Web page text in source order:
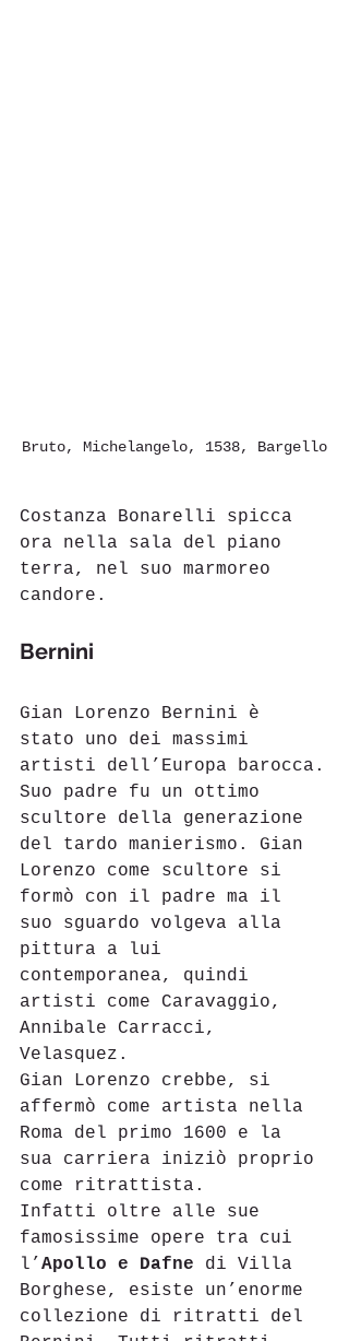
Bruto, Michelangelo, 1538, Bargello
Costanza Bonarelli spicca
ora nella sala del piano
terra, nel suo marmoreo
candore.
Bernini
Gian Lorenzo Bernini è
stato uno dei massimi
artisti dell’Europa barocca.
Suo padre fu un ottimo
scultore della generazione
del tardo manierismo. Gian
Lorenzo come scultore si
formò con il padre ma il
suo sguardo volgeva alla
pittura a lui
contemporanea, quindi
artisti come Caravaggio,
Annibale Carracci,
Velasquez.
Gian Lorenzo crebbe, si
affermò come artista nella
Roma del primo 1600 e la
sua carriera iniziò proprio
come ritrattista.
Infatti oltre alle sue
famosissime opere tra cui
l’ Apollo e Dafne di Villa
Borghese, esiste un’enorme
collezione di ritratti del